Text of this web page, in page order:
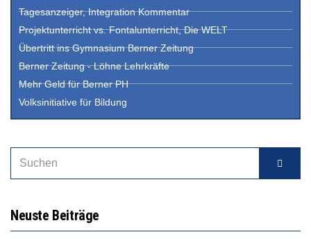
Tagesanzeiger, Integration Kommentar
Projektunterricht vs. Fontalunterricht, Die WELT
Übertritt ins Gymnasium Berner Zeitung
Berner Zeitung - Löhne Lehrkräfte
Mehr Geld für Berner PH
Volksinitiative für Bildung
Neuste Beiträge